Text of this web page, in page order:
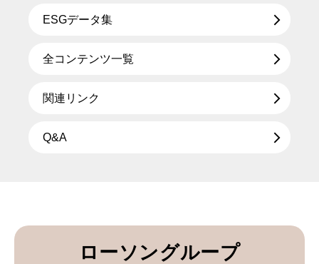
ESGデータ集
全コンテンツ一覧
関連リンク
Q&A
ローソングループ